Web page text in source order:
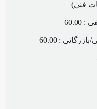
: 60.00